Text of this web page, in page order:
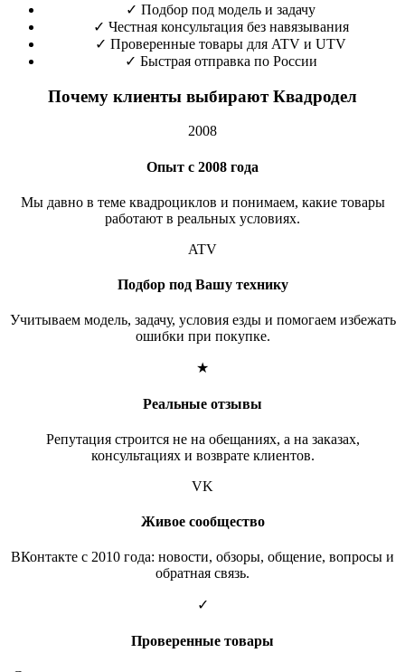
✓ Подбор под модель и задачу
✓ Честная консультация без навязывания
✓ Проверенные товары для ATV и UTV
✓ Быстрая отправка по России
Почему клиенты выбирают Квадродел
2008
Опыт с 2008 года
Мы давно в теме квадроциклов и понимаем, какие товары
работают в реальных условиях.
ATV
Подбор под Вашу технику
Учитываем модель, задачу, условия езды и помогаем избежать
ошибки при покупке.
★
Реальные отзывы
Репутация строится не на обещаниях, а на заказах,
консультациях и возврате клиентов.
VK
Живое сообщество
ВКонтакте с 2010 года: новости, обзоры, общение, вопросы и
обратная связь.
✓
Проверенные товары